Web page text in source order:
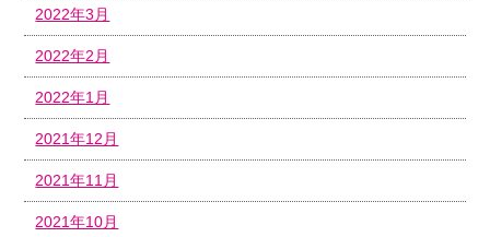
2022年3月
2022年2月
2022年1月
2021年12月
2021年11月
2021年10月